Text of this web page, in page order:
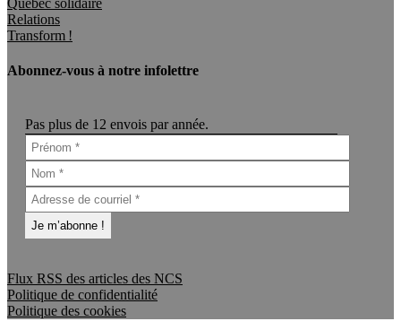
Relations
Transform !
Abonnez-vous à notre infolettre
Pas plus de 12 envois par année.
Flux RSS des articles des NCS
Politique de confidentialité
Politique des cookies